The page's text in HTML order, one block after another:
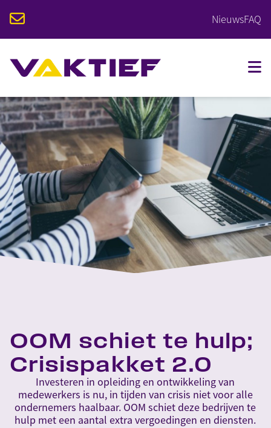
NieuwsFAQ
VOOR STUDENTEN
VOOR BEDRIJVEN
OPLEIDINGEN
KALENDER
OVER VAKTIEF
CONTACT
OOM schiet te hulp;
Crisispakket 2.0
Investeren in opleiding en ontwikkeling van
medewerkers is nu, in tijden van crisis niet voor alle
ondernemers haalbaar. OOM schiet deze bedrijven te
hulp met een aantal extra vergoedingen en diensten.